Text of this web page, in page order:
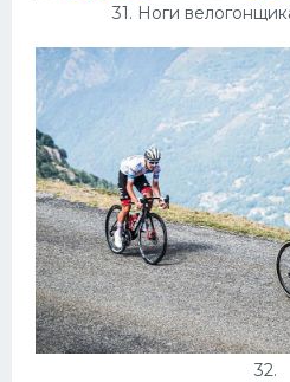
31. Ноги
32.